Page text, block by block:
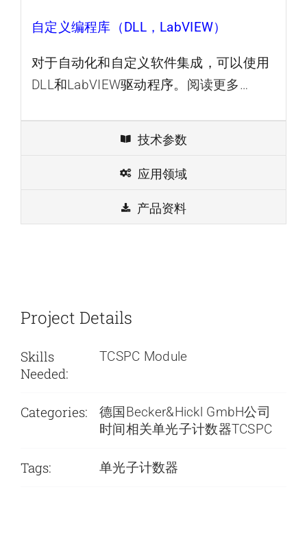
自定义编程库（DLL，LabVIEW）
对于自动化和自定义软件集成，可以使用
DLL和LabVIEW驱动程序。 阅读更多…
技术参数
应用领域
产品资料
Project Details
Skills
Needed:
TCSPC Module
Categories:
德国Becker&Hickl GmbH公司
时间相关单光子计数器TCSPC
Tags: 单光子计数器